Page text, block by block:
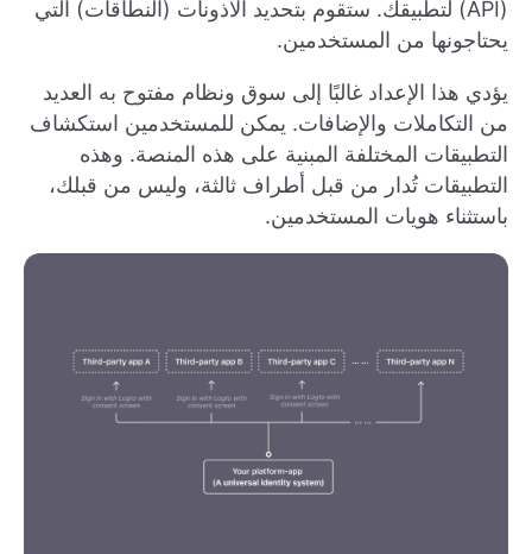
(API) لتطبيقك. ستقوم بتحديد الأذونات (النطاقات) التي
يحتاجونها من المستخدمين.
يؤدي هذا الإعداد غالبًا إلى سوق ونظام مفتوح به العديد
من التكاملات والإضافات. يمكن للمستخدمين استكشاف
التطبيقات المختلفة المبنية على هذه المنصة. وهذه
التطبيقات تُدار من قبل أطراف ثالثة، وليس من قبلك،
باستثناء هويات المستخدمين.